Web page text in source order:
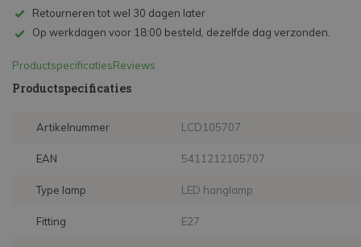
Retourneren tot wel 30 dagen later
Op werkdagen voor 18:00 besteld, dezelfde dag verzonden.
ProductspecificatiesReviews
Productspecificaties
Artikelnummer LCD105707
EAN 5411212105707
Type lamp LED hanglamp
Fitting E27